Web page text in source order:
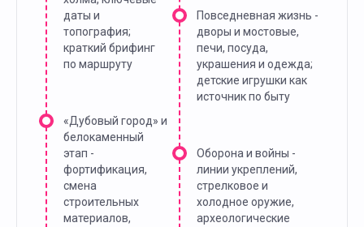
даты и
топография;
краткий брифинг
по маршруту
«Дубовый город» и
белокаменный
этап -
фортификация,
смена
строительных
материалов,
Повседневная жизнь -
дворы и мостовые,
печи, посуда,
украшения и одежда;
детские игрушки как
источник по быту
Оборона и войны -
линии укреплений,
стрелковое и
холодное оружие,
археологические